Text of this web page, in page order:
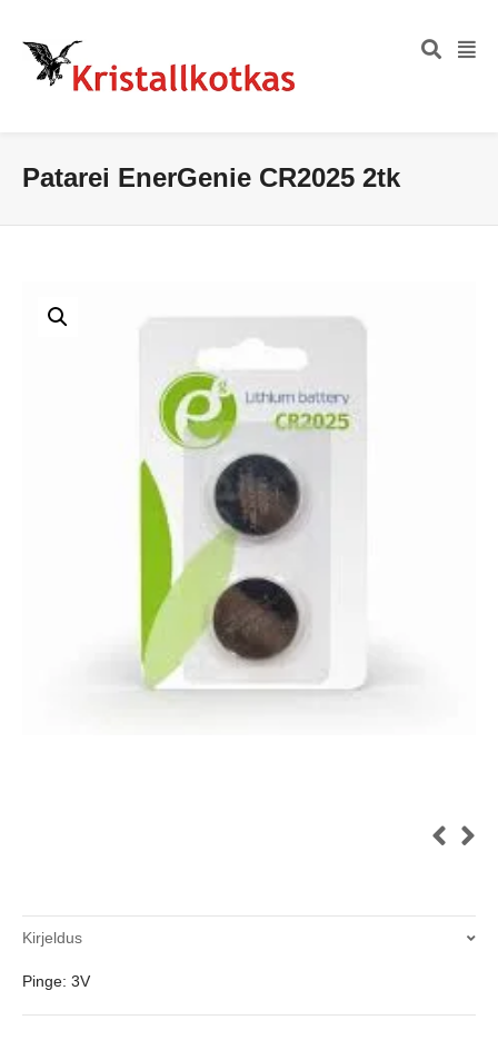
Patarei EnerGenie CR2025 2tk
Kirjeldus
Pinge: 3V